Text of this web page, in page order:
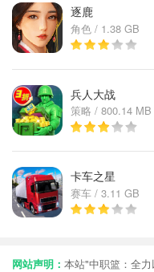
逐鹿
角色 / 1.38 GB
兵人大战
策略 / 800.14 MB
卡车之星
赛车 / 3.11 GB
网站声明： 本站"中职篮：全